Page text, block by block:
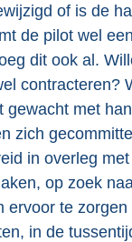
of is de
de pilot wel
dit ook al.
contracteren?
gewacht met
zich
in overleg
op zoek
ervoor te
in de